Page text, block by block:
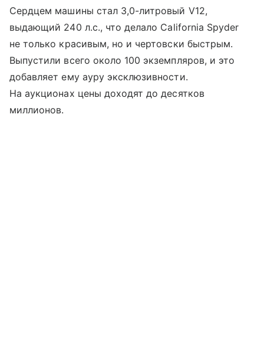
Сердцем машины стал 3,0-литровый V12,
выдающий 240 л.с., что делало California Spyder
не только красивым, но и чертовски быстрым.
Выпустили всего около 100 экземпляров, и это
добавляет ему ауру эксклюзивности.
На аукционах цены доходят до десятков
миллионов.